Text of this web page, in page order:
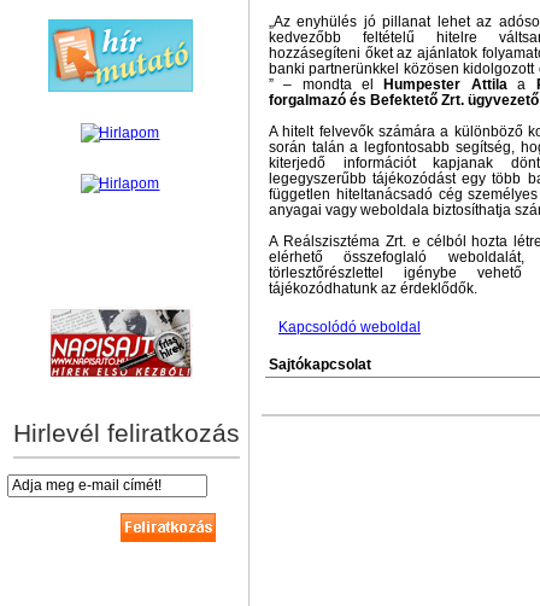
Hirlevél feliratkozás
„Az enyhülés jó pillanat lehet az
kedvezőbb feltételű hitelre
hozzásegíteni őket az ajánlatok
banki partnerünkkel közösen
” – mondta el
Humpester Attilaa
forgalmazó és Befektető Zrt.
A hitelt felvevők számára a különböző
során talán a legfontosabb segítség,
kiterjedő információt kapjanak
legegyszerűbb tájékozódást egy több
független hiteltanácsadó cég
anyagai vagy weboldala biztosíthatja
A Reálszisztéma Zrt. e célból hozta
elérhető összefoglaló
törlesztőrészlettel igénybe
tájékozódhatunk az érdeklődők.
Kapcsolódó weboldal
Sajtókapcsolat